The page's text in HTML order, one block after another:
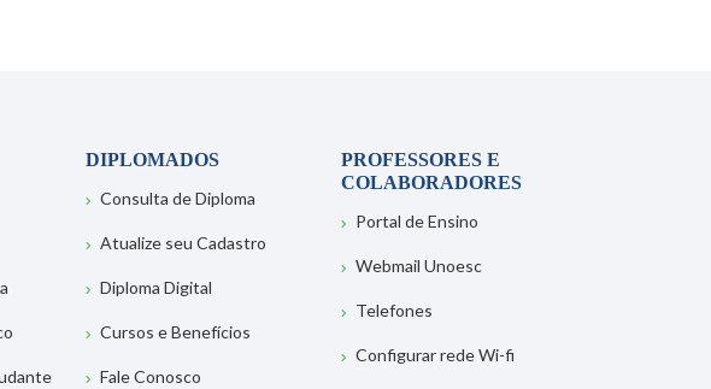
DIPLOMADOS
Consulta de Diploma
Atualize seu Cadastro
Diploma Digital
Cursos e Benefícios
Fale Conosco
PROFESSORES E
COLABORADORES
Portal de Ensino
Webmail Unoesc
Telefones
Configurar rede Wi-fi